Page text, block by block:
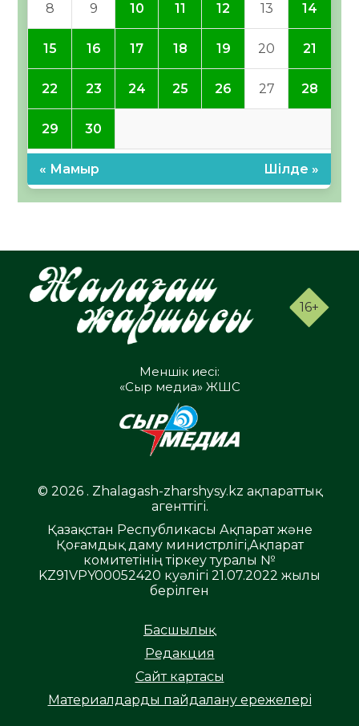
8 9 10 11 12 13 14
15 16 17 18 19 20 21
22 23 24 25 26 27 28
29 30
« Мамыр Шілде »
16+
Меншік иесі:
«Сыр медиа» ЖШС
© 2026 . Zhalagash-zharshysy.kz ақпараттық
агенттігі.
Қазақстан Республикасы Ақпарат және
Қоғамдық даму министрлігі,Ақпарат
комитетінің тіркеу туралы №
KZ91VPY00052420 куәлігі 21.07.2022 жылы
берілген
Басшылық
Редакция
Сайт картасы
Материалдарды пайдалану ережелері